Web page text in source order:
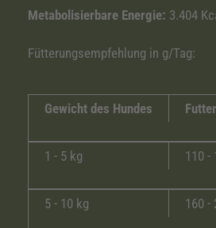
Metabolisierbare Energie: 3.404
Fütterungsempfehlung in g/Tag:
Gewicht des Hundes
1 - 5 kg 110 -
5 - 10 kg 160 -